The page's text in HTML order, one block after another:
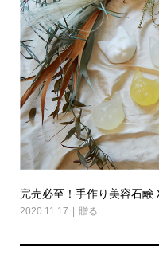
完売必至！手作り美容石鹸
2020.11.17 贈る